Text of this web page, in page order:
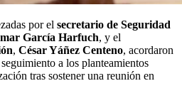
por el secretario de Seguridad
García Harfuch, y el
, César Yáñez Centeno, acordaron
a los planteamientos
tras sostener una reunión en